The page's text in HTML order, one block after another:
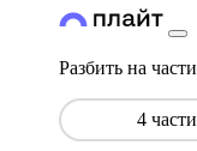
Разбить на части
4 части